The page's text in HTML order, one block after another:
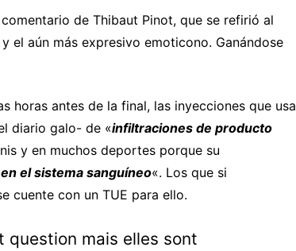
de Thibaut Pinot, que se refirió al
el aún más expresivo emoticono. Ganándose
horas antes de la final, las inyecciones que usa
diario galo- de «infiltraciones de producto
y en muchos deportes porque su
el sistema sanguíneo«. Los que si
cuente con un TUE para ello.
question mais elles sont